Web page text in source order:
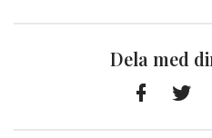
Dela med